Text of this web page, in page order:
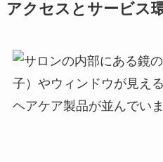
アクセスとサービス